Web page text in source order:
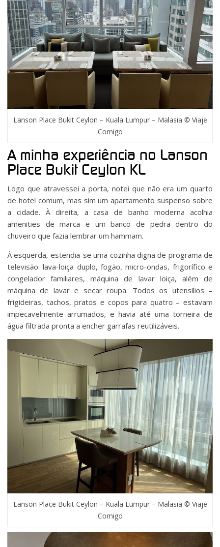
Lanson Place Bukit Ceylon – Kuala Lumpur – Malasia © Viaje
Comigo
A minha experiência no Lanson
Place Bukit Ceylon KL
Logo que atravessei a porta, notei que não era um quarto
de hotel comum, mas sim um apartamento suspenso sobre
a cidade. À direita, a casa de banho moderna acolhia
amenities de marca e um banco de pedra dentro do
chuveiro que fazia lembrar um hammam.
À esquerda, estendia-se uma cozinha digna de programa de
televisão: lava-loiça duplo, fogão, micro-ondas, frigorífico e
congelador familiares, máquina de lavar loiça, além de
máquina de lavar e secar roupa. Todos os utensílios –
frigideiras, tachos, pratos e copos para quatro – estavam
impecavelmente arrumados, e havia até uma torneira de
água filtrada pronta a encher garrafas reutilizáveis.
Lanson Place Bukit Ceylon – Kuala Lumpur – Malasia © Viaje
Comigo